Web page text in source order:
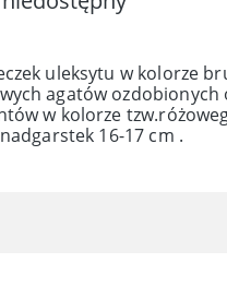
uleksytu w kolorze
agatów ozdobionych
w kolorze
16-17 cm .